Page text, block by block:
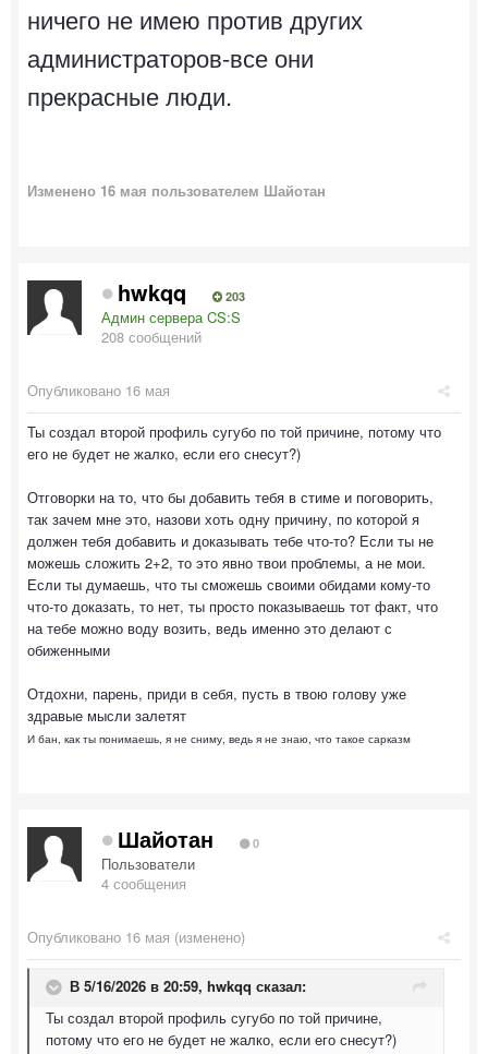
ничего не имею против других
администраторов-все они
прекрасные люди.
Изменено 16 мая пользователем Шайотан
hwkqq 203
Админ сервера CS:S
208 сообщений
Опубликовано 16 мая
Ты создал второй профиль сугубо по той причине, потому что
его не будет не жалко, если его снесут?)
Отговорки на то, что бы добавить тебя в стиме и поговорить,
так зачем мне это, назови хоть одну причину, по которой я
должен тебя добавить и доказывать тебе что-то? Если ты не
можешь сложить 2+2, то это явно твои проблемы, а не мои.
Если ты думаешь, что ты сможешь своими обидами кому-то
что-то доказать, то нет, ты просто показываешь тот факт, что
на тебе можно воду возить, ведь именно это делают с
обиженными
Отдохни, парень, приди в себя, пусть в твою голову уже
здравые мысли залетят
И бан, как ты понимаешь, я не сниму, ведь я не знаю, что такое сарказм
Шайотан 0
Пользователи
4 сообщения
Опубликовано 16 мая (изменено)
В 5/16/2026 в 20:59, hwkqq сказал:
Ты создал второй профиль сугубо по той причине,
потому что его не будет не жалко, если его снесут?)